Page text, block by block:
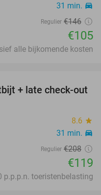
31 min. directions_car
Regulier €146
€105
alle bijkomende kosten
43%
+ late check-out
8.6 star
31 min. directions_car
Regulier €208
€119
p.p.p.n. toeristenbelasting